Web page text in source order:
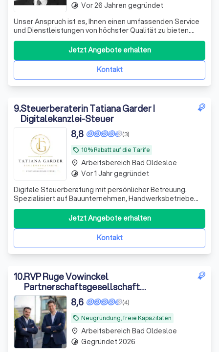
Unser Anspruch ist es, Ihnen einen umfassenden Service
und Dienstleistungen von höchster Qualität zu bieten.
Dabei stehen Ihre Bedürfnisse immer im Zentrum unserer
steuerlichen Situation bis hin zur Erarbeitung einer
tragfähigen und praktikablen Lösung.
Kontakt
Jetzt Angebote erhalten
timelapse Vor 26 Jahren gegründet
9.Steuerberaterin Tatiana Garder I
Digitalekanzlei-Steuer
local_offer 10% Rabatt auf die Tarife
(3)
8,8
Digitale Steuerberatung mit persönlicher Betreuung.
Spezialisiert auf Bauunternehmen, Handwerksbetriebe
und technische Dienstleister. Beratung und direkte
Ansprechpartnerin statt anonymer Großkanzlei.
Kontakt
Jetzt Angebote erhalten
place Arbeitsbereich Bad Oldesloe
timelapse Vor 1 Jahr gegründet
10.RVP Ruge Vowinckel
Partnerschaftsgesellschaft
Steuerberatungsgesellschaft
local_offer Neugründung, freie Kapazitäten
(4)
8,6
place Arbeitsbereich Bad Oldesloe
timelapse Gegründet 2026